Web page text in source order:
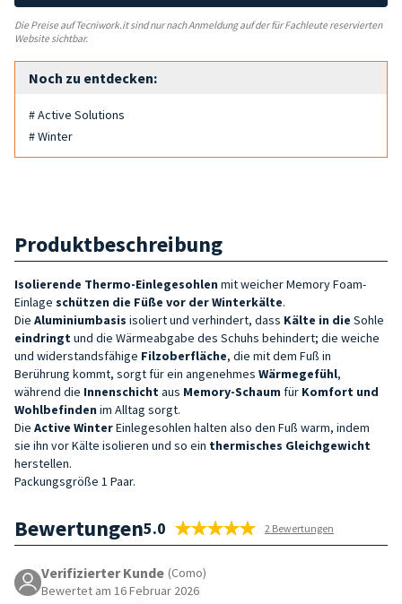
Die Preise auf Tecniwork.it sind nur nach Anmeldung auf der für Fachleute reservierten
Website sichtbar.
Noch zu entdecken:
# Active Solutions
# Winter
Produktbeschreibung
Isolierende Thermo-Einlegesohlen mit weicher Memory Foam-
Einlage schützen die Füße vor der Winterkälte.
Die Aluminiumbasis isoliert und verhindert, dass Kälte in die Sohle
eindringt und die Wärmeabgabe des Schuhs behindert; die weiche
und widerstandsfähige Filzoberfläche, die mit dem Fuß in
Berührung kommt, sorgt für ein angenehmes Wärmegefühl,
während die Innenschicht aus Memory-Schaum für Komfort und
Wohlbefinden im Alltag sorgt.
Die Active WinterEinlegesohlen halten also den Fuß warm, indem
sie ihn vor Kälte isolieren und so ein thermisches Gleichgewicht
herstellen.
Packungsgröße 1 Paar.
Bewertungen5.0 2 Bewertungen
Verifizierter Kunde (Como)
Bewertet am 16 Februar 2026